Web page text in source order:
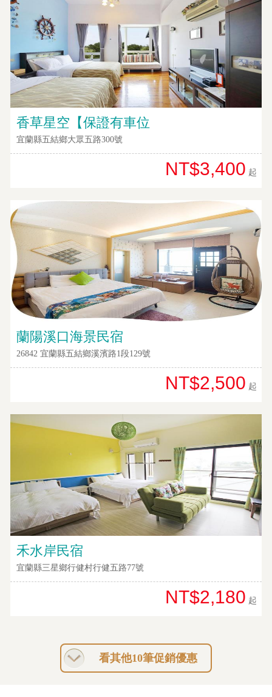
香草星空【保證有車位
宜蘭縣五結鄉大眾五路300號
NT$3,400 起
蘭陽溪口海景民宿
26842 宜蘭縣五結鄉溪濱路1段129號
NT$2,500 起
禾水岸民宿
宜蘭縣三星鄉行健村行健五路77號
NT$2,180 起
看其他10筆促銷優惠